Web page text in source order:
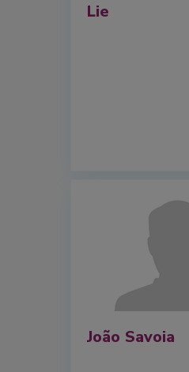
Lie
João Savoia